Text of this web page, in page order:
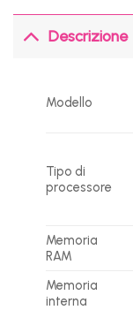
Descrizione
Modello
Tipo di
processore
Memoria
RAM
Memoria
interna